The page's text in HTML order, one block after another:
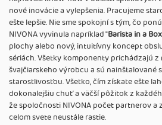
nové inovácie a vylepšenia. Pracujeme
ešte lepšie. Nie sme spokojní s tým, čo
NIVONA vyvinula napríklad "Barista in a Box
plochy alebo nový, intuitívny koncept
sériách. Všetky komponenty prichádzajú
švajčiarskeho výrobcu a sú nainštalované
starostlivosťou. Všetko, čím získate ešte
dokonalejšiu chuť a väčší pôžitok z
že spoločnosti NIVONA počet partnerov a
celom svete neustále rastie.